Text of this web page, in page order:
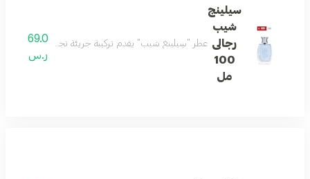
سيلينج
شيب
رجالى
100
مل
عطر "سِيلينغ شيب" يقدم تركيبة جريئة تجمع بين انتعاش
69.0
ر.س